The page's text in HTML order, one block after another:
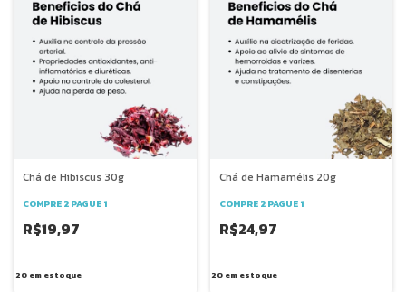
Chá de Hibiscus 30g
COMPRE 2 PAGUE 1
R$19,97
20em estoque
Chá de Hamamélis 20g
COMPRE 2 PAGUE 1
R$24,97
20 em estoque